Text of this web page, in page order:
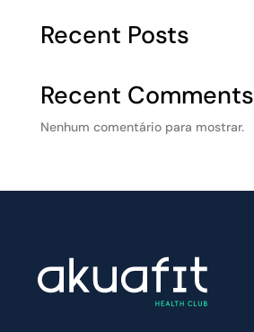
Recent Posts
Recent Comments
Nenhum comentário para mostrar.